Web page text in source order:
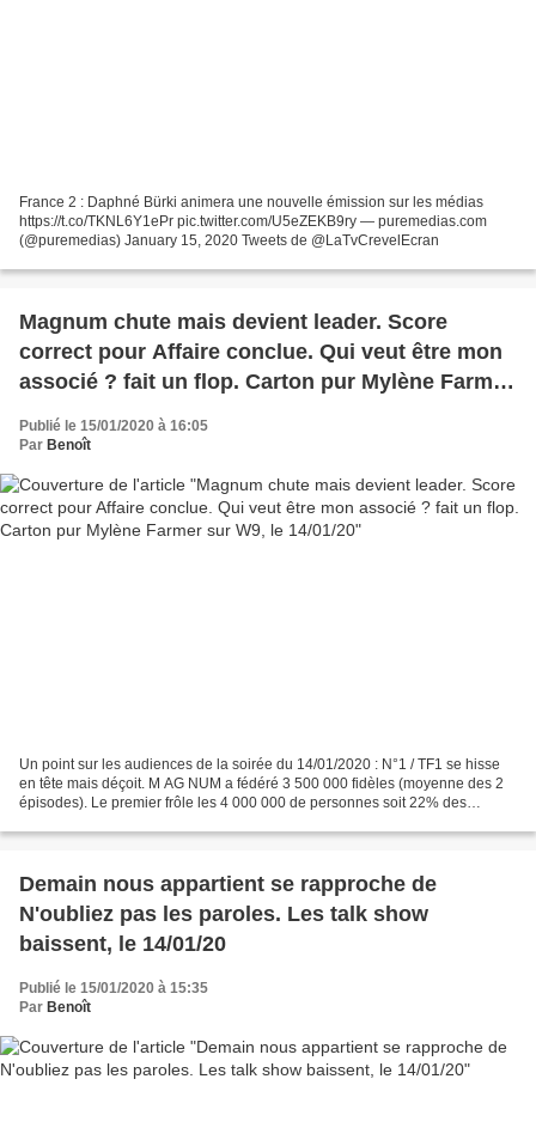
France 2 : Daphné Bürki animera une nouvelle émission sur les médias
https://t.co/TKNL6Y1ePr pic.twitter.com/U5eZEKB9ry — puremedias.com
(@puremedias) January 15, 2020 Tweets de @LaTvCrevelEcran
Magnum chute mais devient leader. Score
correct pour Affaire conclue. Qui veut être mon
associé ? fait un flop. Carton pur Mylène Farmer
Publié le 15/01/2020 à 16:05
Par Benoît
Un point sur les audiences de la soirée du 14/01/2020 : N°1 / TF1 se hisse
en tête mais déçoit. M AG NUM a fédéré 3 500 000 fidèles (moyenne des 2
épisodes). Le premier frôle les 4 000 000 de personnes soit 22% des
Demain nous appartient se rapproche de
N'oubliez pas les paroles. Les talk show
baissent, le 14/01/20
Publié le 15/01/2020 à 15:35
Par Benoît